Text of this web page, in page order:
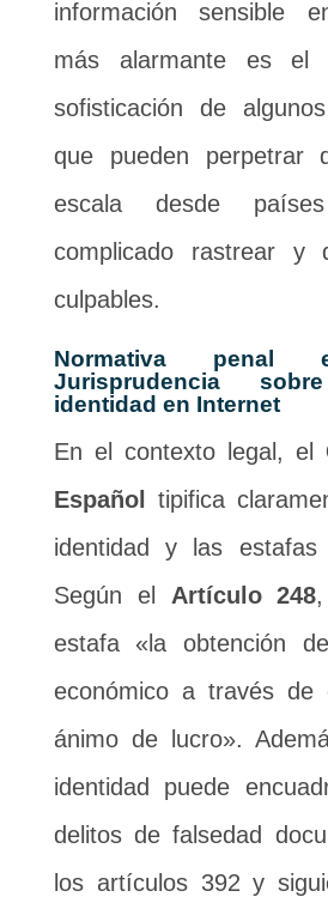
información sensible
más alarmante es el
sofisticación de
que pueden perpetrar
escala desde
complicado rastrear y
culpables.
Normativa penal
Jurisprudencia
identidad en Internet
En el contexto legal, el
Español
tipifica
identidad y las estafas
Según el Artículo 248
estafa «la obtención
económico a través de
ánimo de lucro».
identidad puede
delitos de falsedad
los artículos 392 y